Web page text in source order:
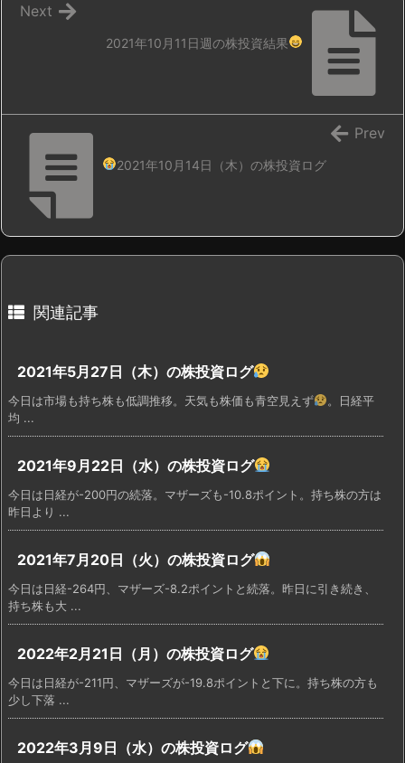
2021年10月11日週の株投資結果
Next
2021年10月14日（木）の株投資ログ
Prev
関連記事
2021年5月27日（木）の株投資ログ
今日は市場も持ち株も低調推移。天気も株価も青空見えず
。日経平
均 ...
2021年9月22日（水）の株投資ログ
今日は日経が-200円の続落。マザーズも-10.8ポイント。持ち株の方は
昨日より ...
2021年7月20日（火）の株投資ログ
今日は日経-264円、マザーズ-8.2ポイントと続落。昨日に引き続き、
持ち株も大 ...
2022年2月21日（月）の株投資ログ
今日は日経が-211円、マザーズが-19.8ポイントと下に。持ち株の方も
少し下落 ...
2022年3月9日（水）の株投資ログ